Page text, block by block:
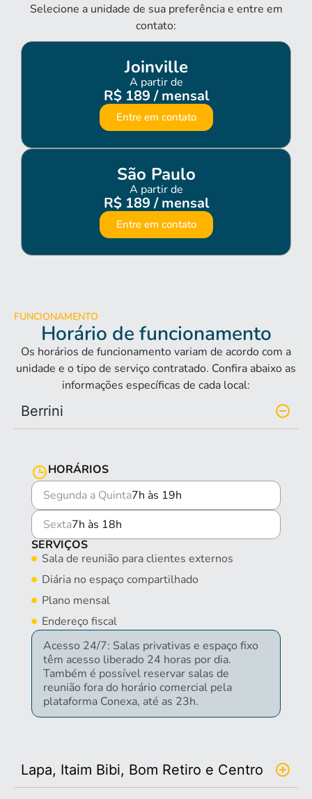
Selecione a unidade de sua preferência e entre em
contato:
Joinville
A partir de
R$ 189 / mensal
Entre em contato
São Paulo
A partir de
R$ 189 / mensal
Entre em contato
FUNCIONAMENTO
Horário de funcionamento
Os horários de funcionamento variam de acordo com a
unidade e o tipo de serviço contratado. Confira abaixo as
informações específicas de cada local:
Berrini
HORÁRIOS
Segunda a Quinta7h às 19h
Sexta7h às 18h
SERVIÇOS
Sala de reunião para clientes externos
Diária no espaço compartilhado
Plano mensal
Endereço fiscal
Acesso 24/7: Salas privativas e espaço fixo
têm acesso liberado 24 horas por dia.
Também é possível reservar salas de
reunião fora do horário comercial pela
plataforma Conexa, até as 23h.
Lapa, Itaim Bibi, Bom Retiro e Centro